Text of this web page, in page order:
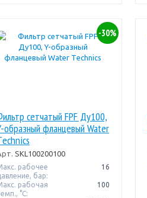
-30%
сетчатый FPF Ду100,
образный фланцевый Water
SKL100200100
рабочее
бар:
16
рабочая
°С:
100